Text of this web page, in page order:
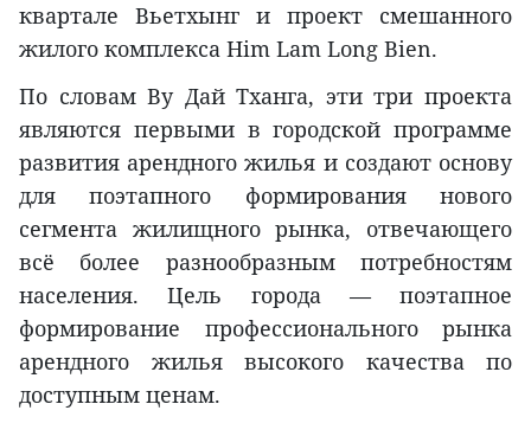
квартале Вьетхынг и проект смешанного
жилого комплекса Him Lam Long Bien.
По словам Ву Дай Тханга, эти три проекта
являются первыми в городской программе
развития арендного жилья и создают основу
для поэтапного формирования нового
сегмента жилищного рынка, отвечающего
всё более разнообразным потребностям
населения. Цель города — поэтапное
формирование профессионального рынка
арендного жилья высокого качества по
доступным ценам.